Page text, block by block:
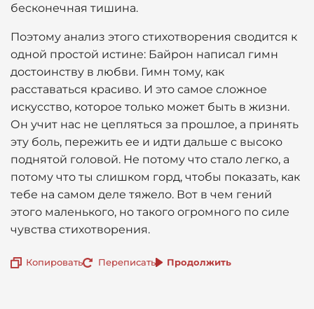
бесконечная тишина.
Поэтому анализ этого стихотворения сводится к
одной простой истине: Байрон написал гимн
достоинству в любви. Гимн тому, как
расставаться красиво. И это самое сложное
искусство, которое только может быть в жизни.
Он учит нас не цепляться за прошлое, а принять
эту боль, пережить ее и идти дальше с высоко
поднятой головой. Не потому что стало легко, а
потому что ты слишком горд, чтобы показать, как
тебе на самом деле тяжело. Вот в чем гений
этого маленького, но такого огромного по силе
чувства стихотворения.
Копировать Переписать Продолжить